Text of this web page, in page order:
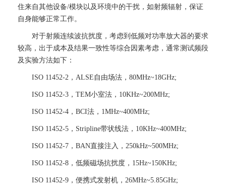
住来自其他设备/模块以及环境中的干扰，如射频辐射，保证
自身能够正常工作。
对于射频连续波抗扰度，考虑到低频对功率放大器的要求
较高，出于成本及结果一致性等综合因素考虑，通常测试频段
及实验方法如下：
ISO 11452-2，ALSE自由场法，80MHz~18GHz;
ISO 11452-3，TEM小室法，10KHz~200MHz;
ISO 11452-4，BCI法，1MHz~400MHz;
ISO 11452-5，Stripline带状线法，10KHz~400MHz;
ISO 11452-7，BAN直接注入，250kHz~500MHz;
ISO 11452-8，低频磁场抗扰度，15Hz~150KHz;
ISO 11452-9，便携式发射机，26MHz~5.85GHz;